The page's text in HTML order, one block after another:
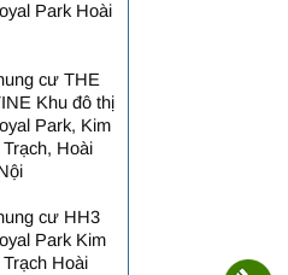
Park Hoài
cư THE
Khu đô thị
Park, Kim
Hoài
cư HH3
Park Kim
Hoài